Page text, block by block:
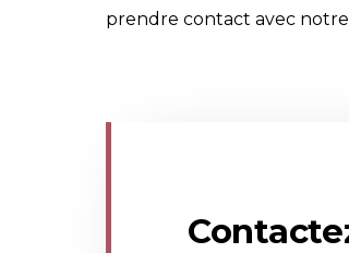
prendre contact avec